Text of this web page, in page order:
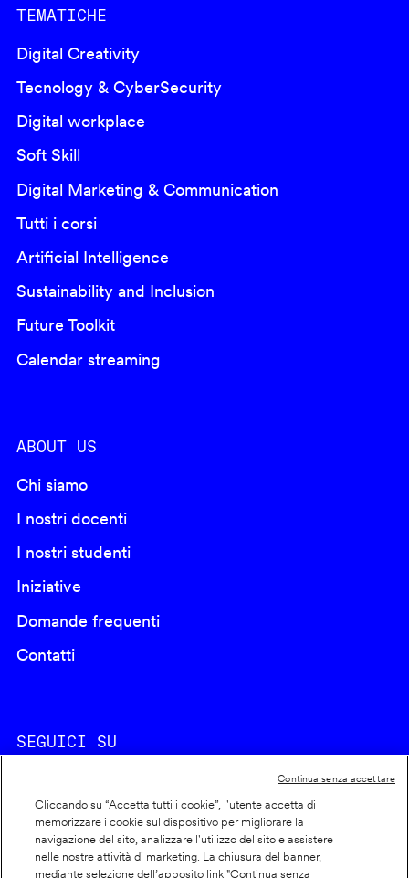
TEMATICHE
Digital Creativity
Tecnology & CyberSecurity
Digital workplace
Soft Skill
Digital Marketing & Communication
Tutti i corsi
Artificial Intelligence
Sustainability and Inclusion
Future Toolkit
Calendar streaming
ABOUT US
Chi siamo
I nostri docenti
I nostri studenti
Iniziative
Domande frequenti
Contatti
SEGUICI SU
Cookie policy
Cliccando su “Accetta tutti i cookie”, l'utente accetta di
memorizzare i cookie sul dispositivo per migliorare la
navigazione del sito, analizzare l'utilizzo del sito e assistere
nelle nostre attività di marketing. La chiusura del banner,
mediante selezione dell’apposito link "Continua senza
Continua senza accettare